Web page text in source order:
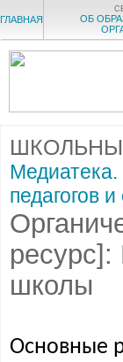
ГЛАВНАЯ
ОБ
педагогов
школы
Основные